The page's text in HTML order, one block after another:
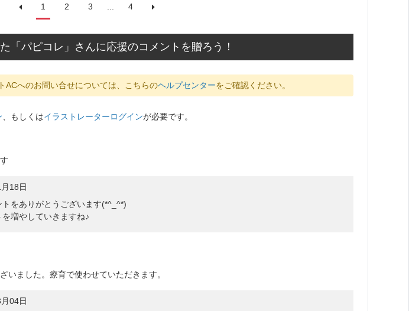
にしてね！1 2 3 ... 4
「パピコレ」さんに応援のコメントを贈ろう！
ACへのお問い合せについては、こちらのヘルプセンターをご確認ください。
、もしくはイラストレーターログインが必要です。
18日
をありがとうございます(*^_^*)
増やしていきますね♪
いました。療育で使わせていただきます。
04日